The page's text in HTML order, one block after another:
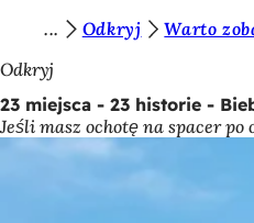
Przejdź do treści
e
s
t
Odkryj Warto
Odkryj
23 miejsca - 23 historie -
Jeśli masz ochotę na spacer